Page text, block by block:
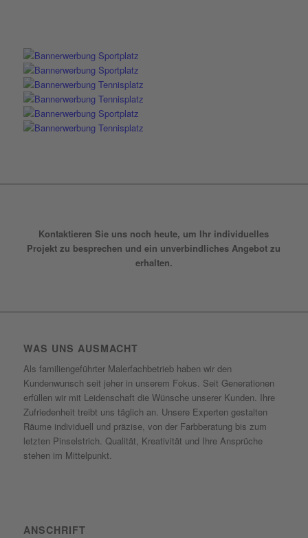
Kontaktieren Sie uns noch heute, um Ihr individuelles
Projekt zu besprechen und ein unverbindliches Angebot zu
erhalten.
WAS UNS AUSMACHT
Als familiengeführter Malerfachbetrieb haben wir den
Kundenwunsch seit jeher in unserem Fokus. Seit Generationen
erfüllen wir mit Leidenschaft die Wünsche unserer Kunden. Ihre
Zufriedenheit treibt uns täglich an. Unsere Experten gestalten
Räume individuell und präzise, von der Farbberatung bis zum
letzten Pinselstrich. Qualität, Kreativität und Ihre Ansprüche
stehen im Mittelpunkt.
ANSCHRIFT